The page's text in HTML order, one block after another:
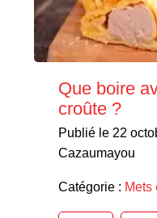
Que boire
croûte ?
Publié le 22
Cazaumayou
Catégorie : Mets